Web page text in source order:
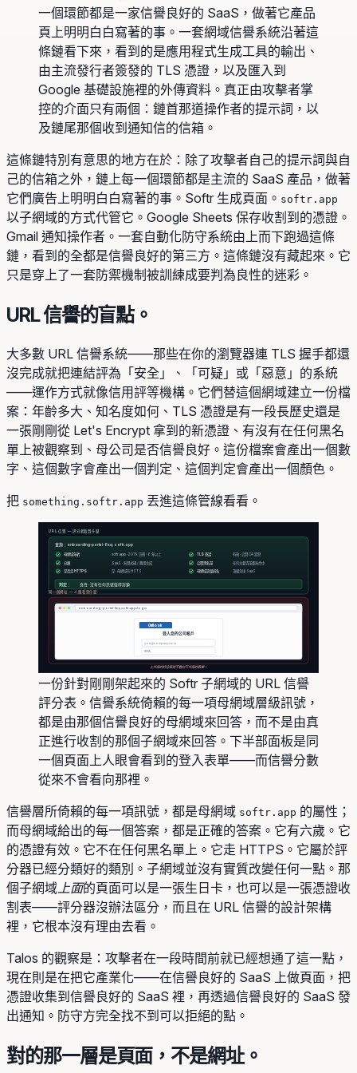
一個環節都是一家信譽良好的 SaaS，做著它產品
頁上明明白白寫著的事。一套網域信譽系統沿著這
條鏈看下來，看到的是應用程式生成工具的輸出、
由主流發行者簽發的 TLS 憑證，以及匯入到
Google 基礎設施裡的外傳資料。真正由攻擊者掌
控的介面只有兩個：鏈首那道操作者的提示詞，以
及鏈尾那個收到通知信的信箱。
這條鏈特別有意思的地方在於：除了攻擊者自己的提示詞與自
己的信箱之外，鏈上每一個環節都是主流的 SaaS 產品，做著
它們廣告上明明白白寫著的事。Softr 生成頁面。 softr.app
以子網域的方式代管它。Google Sheets 保存收割到的憑證。
Gmail 通知操作者。一套自動化防守系統由上而下跑過這條
鏈，看到的全都是信譽良好的第三方。這條鏈沒有藏起來。它
只是穿上了一套防禦機制被訓練成要判為良性的迷彩。
URL 信譽的盲點。
大多數 URL 信譽系統——那些在你的瀏覽器連 TLS 握手都還
沒完成就把連結評為「安全」、「可疑」或「惡意」的系統
——運作方式就像信用評等機構。它們替這個網域建立一份檔
案：年齡多大、知名度如何、TLS 憑證是有一段長歷史還是
一張剛剛從 Let's Encrypt 拿到的新憑證、有沒有在任何黑名
單上被觀察到、母公司是否信譽良好。這份檔案會產出一個數
字、這個數字會產出一個判定、這個判定會產出一個顏色。
把 something.softr.app 丟進這條管線看看。
URL 信譽 — 評分者看到什麼
查詢：onboarding-portal-8xq.softr.app
母網域年齡
softr.app · 2019 註冊 · 6 年以上 TLS 憑證
有效 · 公開 CA 簽發
分類
SaaS · 無程式碼 / 應用生成 公開黑名單 任何主要清單都無命中
是否走 HTTPS 是 · 母網域有 HSTS 母網域流量排名 頂級全球 SaaS
判定： 良性 · 沒有任何訊號值得封鎖
同一個網址 — 人眼看到什麼
onboarding-portal-8xq.softr.app/login
Outlook
登入您的公司帳戶
you@company.com
密碼
上半部的評分表從不看向下半部的表單。
一份針對剛剛架起來的 Softr 子網域的 URL 信譽
評分表。信譽系統倚賴的每一項母網域層級訊號，
都是由那個信譽良好的母網域來回答，而不是由真
正進行收割的那個子網域來回答。下半部面板是同
一個頁面上人眼會看到的登入表單——而信譽分數
從來不會看向那裡。
信譽層所倚賴的每一項訊號，都是母網域 softr.app 的屬性；
而母網域給出的每一個答案，都是正確的答案。它有六歲。它
的憑證有效。它不在任何黑名單上。它走 HTTPS。它屬於評
分器已經分類好的類別。子網域並沒有實質改變任何一點。那
個子網域 上面的頁面可以是一張生日卡，也可以是一張憑證收
割表——評分器沒辦法區分，而且在 URL 信譽的設計架構
裡，它根本沒有理由去看。
Talos 的觀察是：攻擊者在一段時間前就已經想通了這一點，
現在則是在把它產業化——在信譽良好的 SaaS 上做頁面，把
憑證收集到信譽良好的 SaaS 裡，再透過信譽良好的 SaaS 發
出通知。防守方完全找不到可以拒絕的點。
對的那一層是頁面，不是網址。